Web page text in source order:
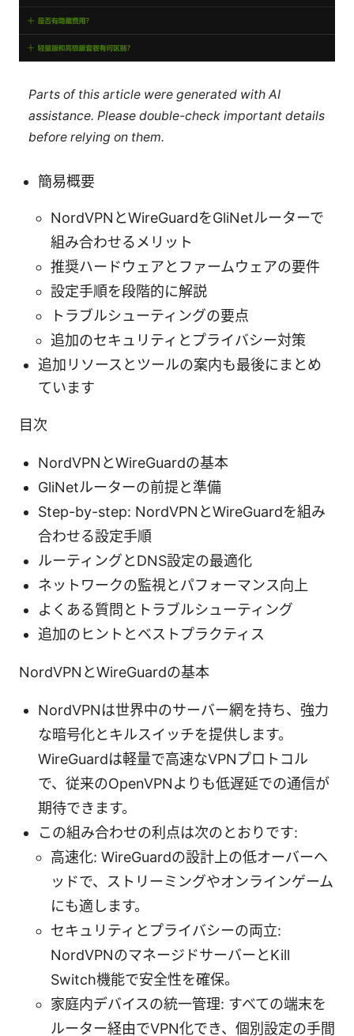
Parts of this article were generated with AI
assistance. Please double-check important details
before relying on them.
簡易概要
NordVPNとWireGuardをGliNetルーターで
組み合わせるメリット
推奨ハードウェアとファームウェアの要件
設定手順を段階的に解説
トラブルシューティングの要点
追加のセキュリティとプライバシー対策
追加リソースとツールの案内も最後にまとめ
ています
目次
NordVPNとWireGuardの基本
GliNetルーターの前提と準備
Step-by-step: NordVPNとWireGuardを組み
合わせる設定手順
ルーティングとDNS設定の最適化
ネットワークの監視とパフォーマンス向上
よくある質問とトラブルシューティング
追加のヒントとベストプラクティス
NordVPNとWireGuardの基本
NordVPNは世界中のサーバー網を持ち、強力
な暗号化とキルスイッチを提供します。
WireGuardは軽量で高速なVPNプロトコル
で、従来のOpenVPNよりも低遅延での通信が
期待できます。
この組み合わせの利点は次のとおりです:
高速化: WireGuardの設計上の低オーバーヘ
ッドで、ストリーミングやオンラインゲーム
にも適します。
セキュリティとプライバシーの両立:
NordVPNのマネージドサーバーとKill
Switch機能で安全性を確保。
家庭内デバイスの統一管理: すべての端末を
ルーター経由でVPN化でき、個別設定の手間